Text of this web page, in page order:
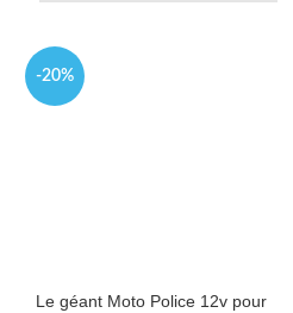
-20%
Le géant Moto Police 12v pour